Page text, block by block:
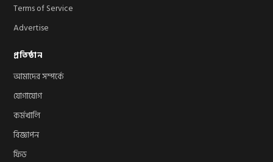
Terms of Service
Advertise
প্রতিষ্ঠান
আমাদের সম্পর্কে
যোগাযোগ
কর্মখালি
বিজ্ঞাপন
ফিড